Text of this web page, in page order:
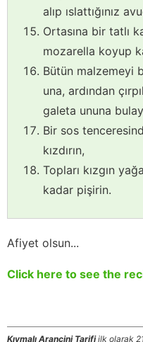
alıp ıslattığınız
Ortasına bir tatlı
mozarella koyup
Bütün malzemeyi
una, ardından
galeta ununa
Bir sos
kızdırın,
Topları kızgın
kadar pişirin.
Afiyet olsun...
Click here to see the
Kıymalı Arancini Tarifiilk olarak